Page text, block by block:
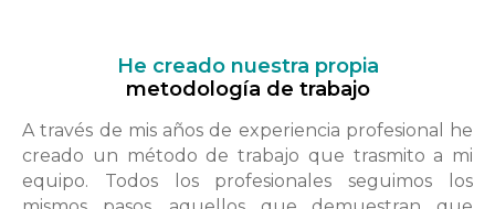
He creado nuestra propia
metodología de trabajo
A través de mis años de experiencia profesional he
creado un método de trabajo que trasmito a mi
equipo. Todos los profesionales seguimos los